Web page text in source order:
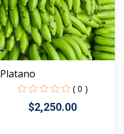
Platano
( 0 )
$2,250.00